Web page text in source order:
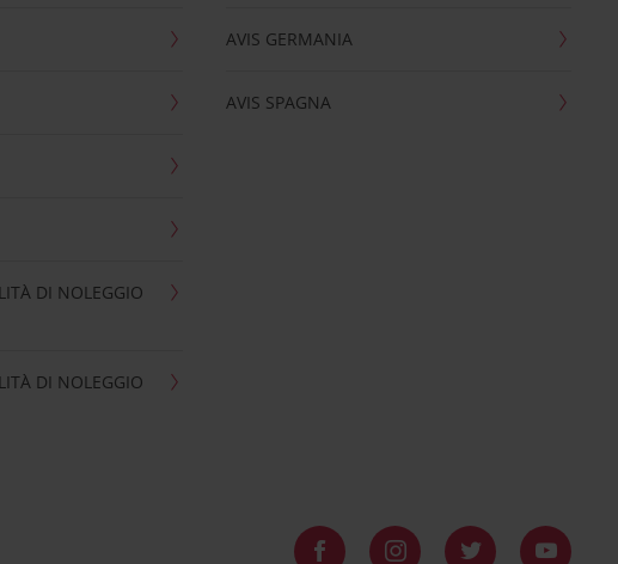
DI NOLEGGIO
DI NOLEGGIO
AVIS GERMANIA
AVIS SPAGNA